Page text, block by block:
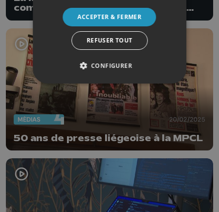
communication de Liège reçoit le
titre honorifique "Royal"
MÉDIAS 20/02/2025
50 ans de presse liégeoise à la MPCL
ACCEPTER & FERMER
REFUSER TOUT
CONFIGURER